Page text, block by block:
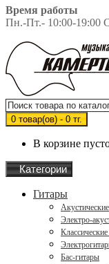
Время работы
Пн.-Пт.- 10:00-19:00
0 товар(ов) - 0 тг.
В корзине
Категории
Гитары
Электро-
Бас-гитары